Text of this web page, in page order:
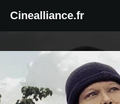
Cinealliance.fr